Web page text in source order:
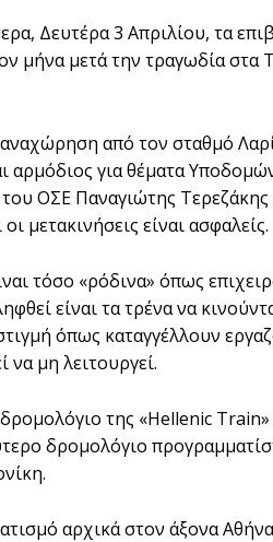
Δευτέρα 3 Απριλίου, τα
μήνα μετά την τραγωδία στα
από τον σταθμό
αρμόδιος για θέματα
ΟΣΕ Παναγιώτης
μετακινήσεις είναι ασφαλείς.
τόσο «ρόδινα» όπως
είναι τα τρένα να
όπως καταγγέλλουν
να μη λειτουργεί.
της «Ηellenic
δρομολόγιο
αρχικά στον άξονα